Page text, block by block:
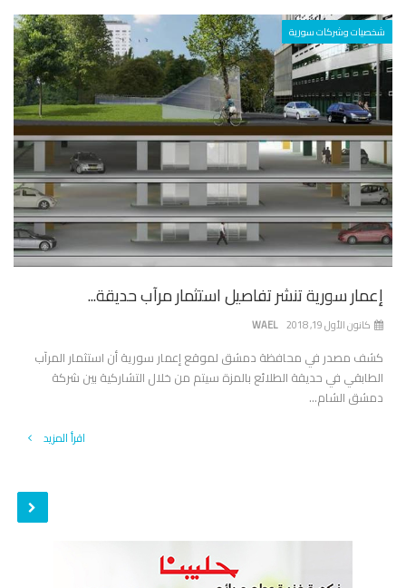
شخصيات وشركات سورية
إعمار سورية تنشر تفاصيل استثمار مرآب حديقة...
WAEL كانون الأول 19, 2018
كشف مصدر في محافظة دمشق لموقع إعمار سورية أن استثمار المرآب
الطابقي في حديقة الطلائع بالمزة سيتم من خلال التشاركية بين شركة
دمشق الشام...
اقرأ المزيد